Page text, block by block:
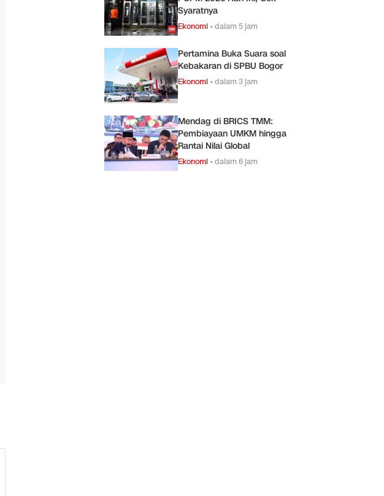
Syaratnya
Ekonomi •dalam 5 jam
Pertamina Buka Suara soal
Kebakaran di SPBU Bogor
Ekonomi •dalam 3 jam
Mendag di BRICS TMM:
Pembiayaan UMKM hingga
Rantai Nilai Global
Ekonomi •dalam 6 jam